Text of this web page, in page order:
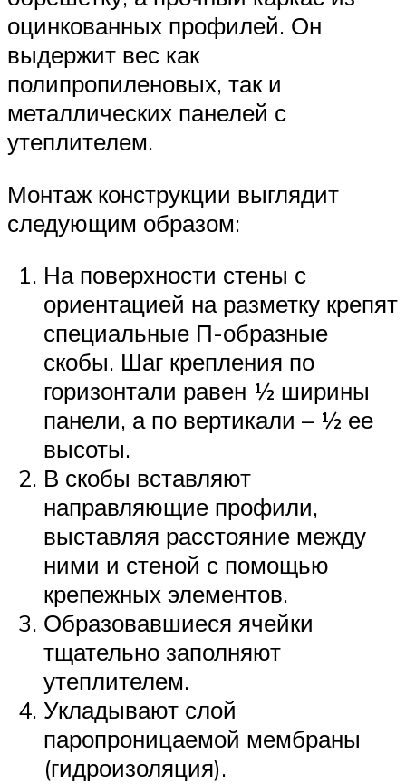
оцинкованных профилей. Он
выдержит вес как
полипропиленовых, так и
металлических панелей с
утеплителем.
Монтаж конструкции выглядит
следующим образом:
На поверхности стены с
ориентацией на разметку крепят
специальные П-образные
скобы. Шаг крепления по
горизонтали равен ½ ширины
панели, а по вертикали – ½ ее
высоты.
В скобы вставляют
направляющие профили,
выставляя расстояние между
ними и стеной с помощью
крепежных элементов.
Образовавшиеся ячейки
тщательно заполняют
утеплителем.
Укладывают слой
паропроницаемой мембраны
(гидроизоляция).